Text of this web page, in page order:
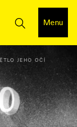
Menu
JEHO OČÍ